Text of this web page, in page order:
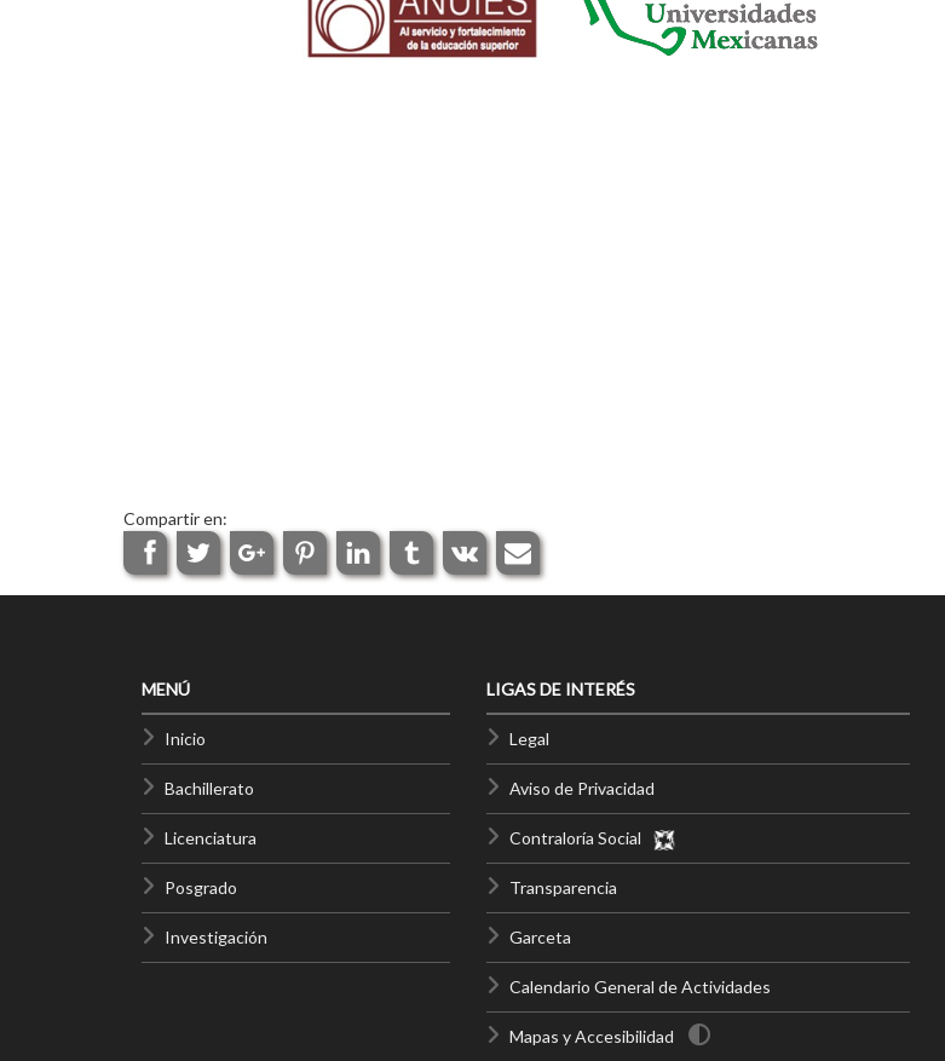
Compartir en:
MENÚ
Inicio
Bachillerato
Licenciatura
Posgrado
Investigación
LIGAS DE INTERÉS
Legal
Aviso de Privacidad
Contraloría Social
Transparencia
Garceta
Calendario General de Actividades
Mapas y Accesibilidad